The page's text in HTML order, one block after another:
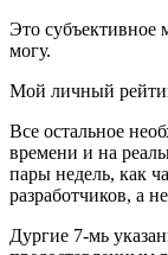
Это субъективное
могу.
Мой личный
Все остальное
времени и на
пары недель, как
разработчиков, а
Дургие 7-мь